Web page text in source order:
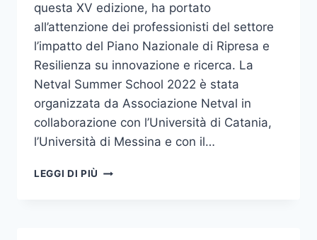
questa XV edizione, ha portato
all’attenzione dei professionisti del settore
l’impatto del Piano Nazionale di Ripresa e
Resilienza su innovazione e ricerca. La
Netval Summer School 2022 è stata
organizzata da Associazione Netval in
collaborazione con l’Università di Catania,
l’Università di Messina e con il…
LEGGI DI PIÙ CONCLUSA